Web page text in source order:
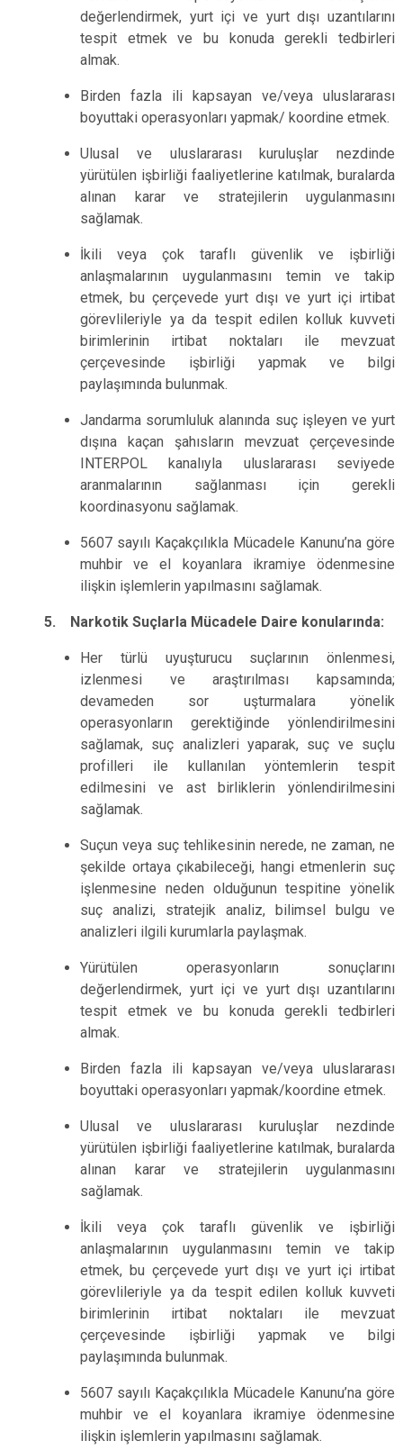
değerlendirmek, yurt içi ve yurt dışı uzantılarını
tespit etmek ve bu konuda gerekli tedbirleri
almak.
Birden fazla ili kapsayan ve/veya uluslararası
boyuttaki operasyonları yapmak/ koordine etmek.
Ulusal ve uluslararası kuruluşlar nezdinde
yürütülen işbirliği faaliyetlerine katılmak, buralarda
alınan karar ve stratejilerin uygulanmasını
sağlamak.
İkili veya çok taraflı güvenlik ve işbirliği
anlaşmalarının uygulanmasını temin ve takip
etmek, bu çerçevede yurt dışı ve yurt içi irtibat
görevlileriyle ya da tespit edilen kolluk kuvveti
birimlerinin irtibat noktaları ile mevzuat
çerçevesinde işbirliği yapmak ve bilgi
paylaşımında bulunmak.
Jandarma sorumluluk alanında suç işleyen ve yurt
dışına kaçan şahısların mevzuat çerçevesinde
INTERPOL kanalıyla uluslararası seviyede
aranmalarının sağlanması için gerekli
koordinasyonu sağlamak.
5607 sayılı Kaçakçılıkla Mücadele Kanunu’na göre
muhbir ve el koyanlara ikramiye ödenmesine
ilişkin işlemlerin yapılmasını sağlamak.
5. Narkotik Suçlarla Mücadele Daire konularında:
Her türlü uyuşturucu suçlarının önlenmesi,
izlenmesi ve araştırılması kapsamında;
devameden sor uşturmalara yönelik
operasyonların gerektiğinde yönlendirilmesini
sağlamak, suç analizleri yaparak, suç ve suçlu
profilleri ile kullanılan yöntemlerin tespit
edilmesini ve ast birliklerin yönlendirilmesini
sağlamak.
Suçun veya suç tehlikesinin nerede, ne zaman, ne
şekilde ortaya çıkabileceği, hangi etmenlerin suç
işlenmesine neden olduğunun tespitine yönelik
suç analizi, stratejik analiz, bilimsel bulgu ve
analizleri ilgili kurumlarla paylaşmak.
Yürütülen operasyonların sonuçlarını
değerlendirmek, yurt içi ve yurt dışı uzantılarını
tespit etmek ve bu konuda gerekli tedbirleri
almak.
Birden fazla ili kapsayan ve/veya uluslararası
boyuttaki operasyonları yapmak/koordine etmek.
Ulusal ve uluslararası kuruluşlar nezdinde
yürütülen işbirliği faaliyetlerine katılmak, buralarda
alınan karar ve stratejilerin uygulanmasını
sağlamak.
İkili veya çok taraflı güvenlik ve işbirliği
anlaşmalarının uygulanmasını temin ve takip
etmek, bu çerçevede yurt dışı ve yurt içi irtibat
görevlileriyle ya da tespit edilen kolluk kuvveti
birimlerinin irtibat noktaları ile mevzuat
çerçevesinde işbirliği yapmak ve bilgi
paylaşımında bulunmak.
5607 sayılı Kaçakçılıkla Mücadele Kanunu’na göre
muhbir ve el koyanlara ikramiye ödenmesine
ilişkin işlemlerin yapılmasını sağlamak.